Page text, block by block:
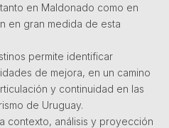
en Maldonado como en
en gran medida de esta
permite identificar
de mejora, en un camino
y continuidad en las
de Uruguay.
contexto, análisis y proyección